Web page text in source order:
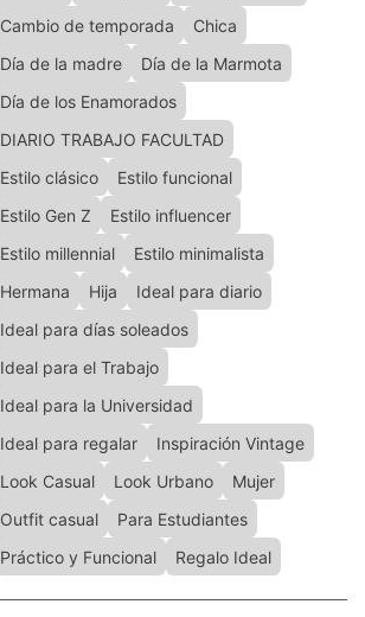
Cambio de temporada
Chica
Día de la madre
Día de la Marmota
Día de los Enamorados
DIARIO TRABAJO FACULTAD
Estilo clásico
Estilo funcional
Estilo Gen Z
Estilo influencer
Estilo millennial
Estilo minimalista
Hermana
Hija
Ideal para diario
Ideal para días soleados
Ideal para el Trabajo
Ideal para la Universidad
Ideal para regalar
Inspiración Vintage
Look Casual
Look Urbano
Mujer
Outfit casual
Para Estudiantes
Práctico y Funcional
Regalo Ideal